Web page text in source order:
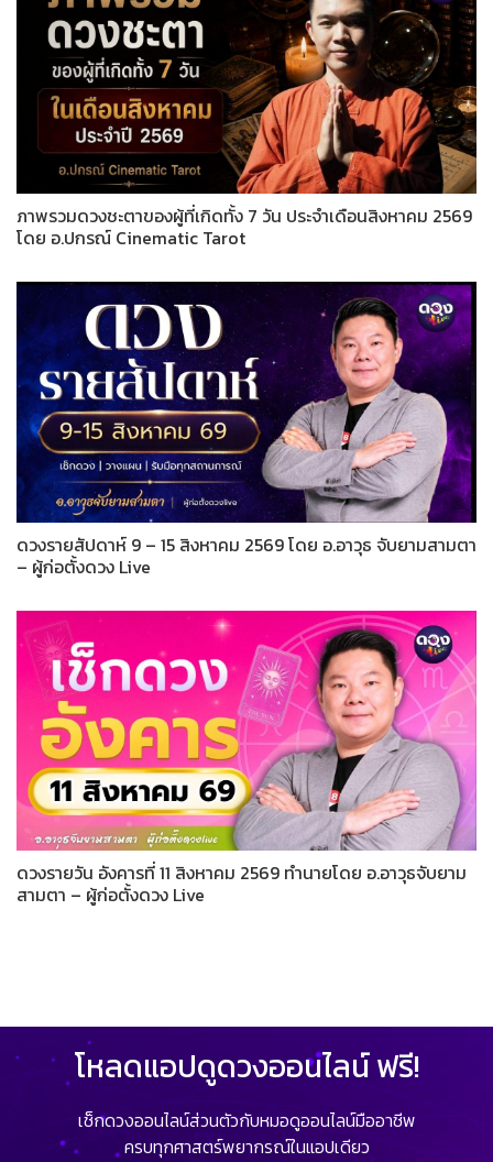
ภาพรวมดวงชะตาของผู้ที่เกิดทั้ง 7 วัน ประจำเดือนสิงหาคม 2569
โดย อ.ปกรณ์ Cinematic Tarot
ดวงรายสัปดาห์ 9 – 15 สิงหาคม 2569 โดย อ.อาวุธ จับยามสามตา
– ผู้ก่อตั้งดวง Live
ดวงรายวัน อังคารที่ 11 สิงหาคม 2569 ทำนายโดย อ.อาวุธจับยาม
สามตา – ผู้ก่อตั้งดวง Live
โหลดแอปดูดวงออนไลน์ ฟรี!
เช็กดวงออนไลน์ส่วนตัวกับหมอดูออนไลน์มืออาชีพ
ครบทุกศาสตร์พยากรณ์ในแอปเดียว